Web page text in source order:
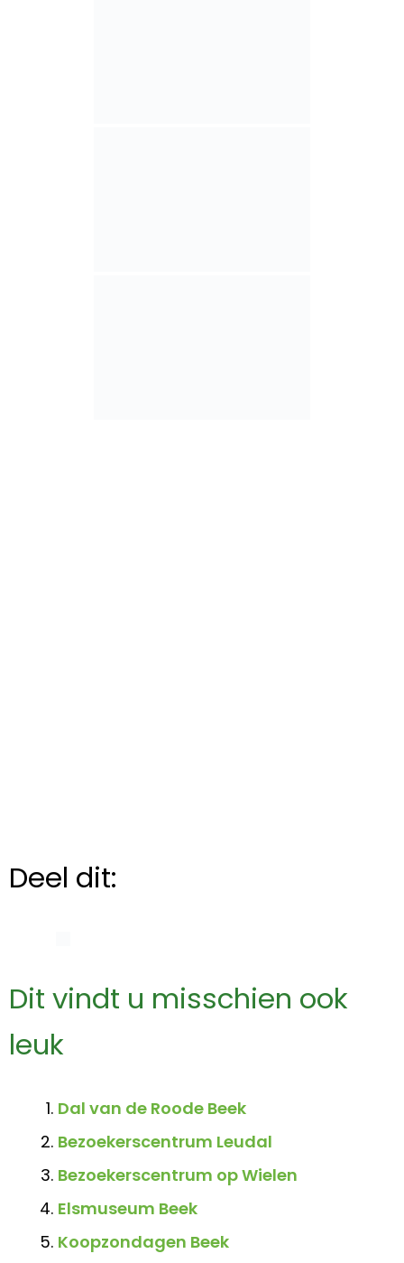
Deel dit:
Dit vindt u misschien ook
leuk
Dal van de Roode Beek
Bezoekerscentrum Leudal
Bezoekerscentrum op Wielen
Elsmuseum Beek
Koopzondagen Beek